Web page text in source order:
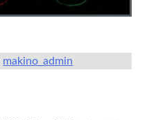
makino_admin